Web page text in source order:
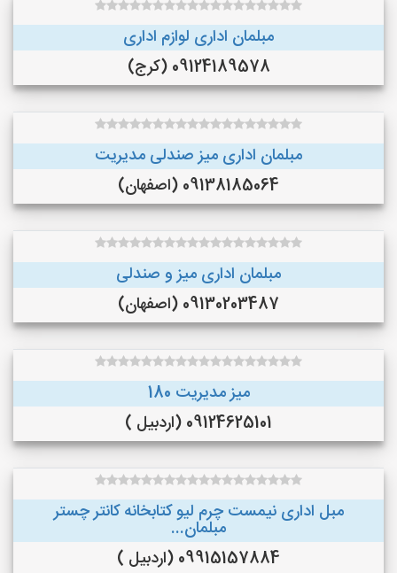
مبلمان اداری لوازم اداری
09124189578 (کرج)
مبلمان اداری میز صندلی مدیریت
09138185064 (اصفهان)
مبلمان اداری میز و صندلی
09130203487 (اصفهان)
میز مدیریت 180
09124625101 (اردبیل )
مبل اداری نیمست چرم لیو کتابخانه کانتر چستر
مبلمان...
09915157884 (اردبیل )